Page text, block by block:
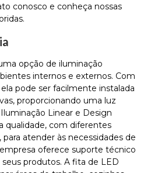
conosco e conheça nossas
opção de iluminação
internos e externos. Com
pode ser facilmente instalada
proporcionando uma luz
Linear e Design
qualidade, com diferentes
atender às necessidades de
oferece suporte técnico
produtos. A fita de LED